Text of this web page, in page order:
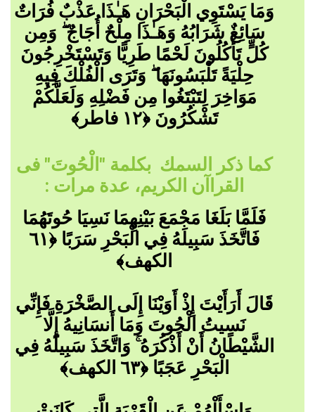
وَمَا يَسْتَوِي الْبَحْرَانِ هَـٰذَا عَذْبٌ فُرَاتٌ
سَائِغٌ شَرَابُهُ وَهَـٰذَا مِلْحٌ أُجَاجٌ ۖ وَمِن
كُلٍّ تَأْكُلُونَ لَحْمًا طَرِيًّا وَتَسْتَخْرِجُونَ
حِلْيَةً تَلْبَسُونَهَا ۖ وَتَرَى الْفُلْكَ فِيهِ
مَوَاخِرَ لِتَبْتَغُوا مِن فَضْلِهِ وَلَعَلَّكُمْ
تَشْكُرُونَ ﴿١٢ فاطر﴾
كما ذكر السمك بكلمة "الْحُوتَ" فى
القراآن الكريم، عدة مرات :
فَلَمَّا بَلَغَا مَجْمَعَ بَيْنِهِمَا نَسِيَا حُوتَهُمَا
فَاتَّخَذَ سَبِيلَهُ فِي الْبَحْرِ سَرَبًا ﴿٦١
الكهف﴾
قَالَ أَرَأَيْتَ إِذْ أَوَيْنَا إِلَى الصَّخْرَةِ فَإِنِّي
نَسِيتُ الْحُوتَ وَمَا أَنسَانِيهُ إِلَّا
الشَّيْطَانُ أَنْ أَذْكُرَهُ ۚ وَاتَّخَذَ سَبِيلَهُ فِي
الْبَحْرِ عَجَبًا ﴿٦٣ الكهف﴾